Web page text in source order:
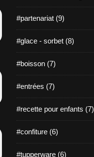
#partenariat (9)
#glace - sorbet (8)
#boisson (7)
#entrées (7)
#recette pour enfants (7)
#confiture (6)
#tupperware (6)